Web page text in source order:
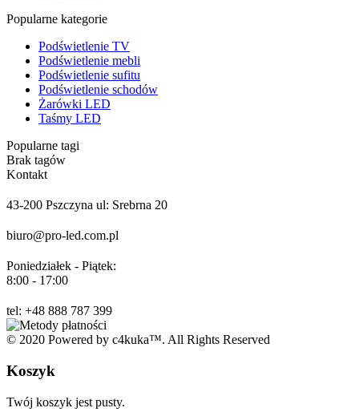
Popularne kategorie
Podświetlenie TV
Podświetlenie mebli
Podświetlenie sufitu
Podświetlenie schodów
Żarówki LED
Taśmy LED
Popularne tagi
Brak tagów
Kontakt
43-200 Pszczyna ul: Srebrna 20
biuro@pro-led.com.pl
Poniedziałek - Piątek:
8:00 - 17:00
tel: +48 888 787 399
© 2020 Powered by c4kuka™. All Rights Reserved
Koszyk
Twój koszyk jest pusty.